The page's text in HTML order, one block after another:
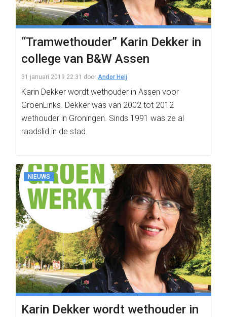
“Tramwethouder” Karin Dekker in
college van B&W Assen
31 januari 2019 22:31 door Andor Heij
Karin Dekker wordt wethouder in Assen voor
GroenLinks. Dekker was van 2002 tot 2012
wethouder in Groningen. Sinds 1991 was ze al
raadslid in de stad.
NIEUWS
Karin Dekker wordt wethouder in